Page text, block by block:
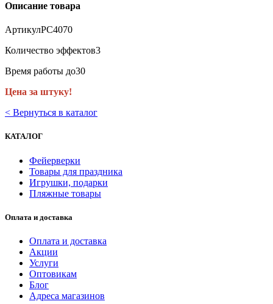
Описание товара
АртикулРС4070
Количество эффектов3
Время работы до30
Цена за штуку!
< Вернуться в каталог
КАТАЛОГ
Фейерверки
Товары для праздника
Игрушки, подарки
Пляжные товары
Оплата и доставка
Оплата и доставка
Акции
Услуги
Оптовикам
Блог
Адреса магазинов